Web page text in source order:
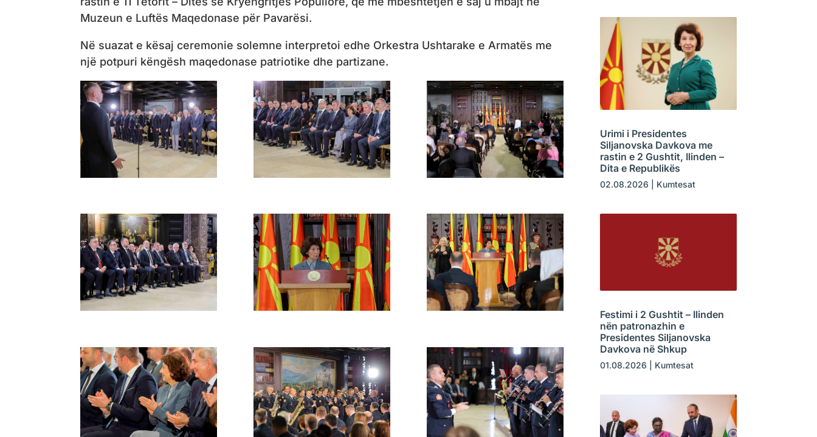
Muzeun e Luftës Maqedonase për Pavarësi.
Në suazat e kësaj ceremonie solemne interpretoi edhe Orkestra Ushtarake e Armatës me
një potpuri këngësh maqedonase patriotike dhe partizane.
Urimi i Presidentes
Siljanovska Davkova me
rastin e 2 Gushtit, Ilinden –
Dita e Republikës
02.08.2026 Kumtesat
Festimi i 2 Gushtit – Ilinden
nën patronazhin e
Presidentes Siljanovska
Davkova në Shkup
01.08.2026 Kumtesat